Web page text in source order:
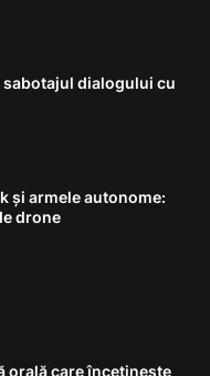
sabotajul dialogului cu
și armele autonome:
drone
orală care încetinește